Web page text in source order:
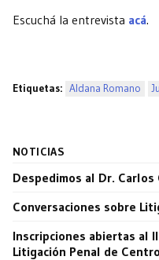
Escuchá la entrevista acá.
Etiquetas: Aldana Romano
NOTICIAS
Despedimos al Dr. Carlos
Conversaciones sobre
Inscripciones abiertas al
Litigación Penal de